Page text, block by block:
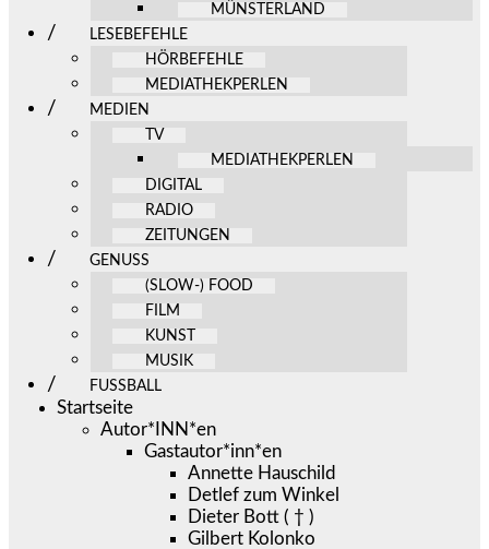
MÜNSTERLAND
LESEBEFEHLE
HÖRBEFEHLE
MEDIATHEKPERLEN
MEDIEN
TV
MEDIATHEKPERLEN
DIGITAL
RADIO
ZEITUNGEN
GENUSS
(SLOW-) FOOD
FILM
KUNST
MUSIK
FUSSBALL
Startseite
Autor*INN*en
Gastautor*inn*en
Annette Hauschild
Detlef zum Winkel
Dieter Bott ( † )
Gilbert Kolonko